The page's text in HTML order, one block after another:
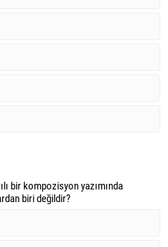
bir kompozisyon yazımında
biri değildir?